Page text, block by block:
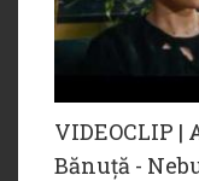
VIDEOCLIP
Bănuță -